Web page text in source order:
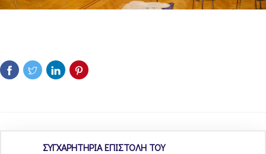
ΣΥΓΧΑΡΗΤΗΡΙΑ ΕΠΙΣΤΟΛΗ ΤΟΥ